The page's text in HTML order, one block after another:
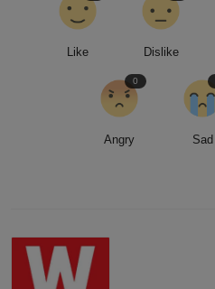
Like Dislike
Angry
0
Sad